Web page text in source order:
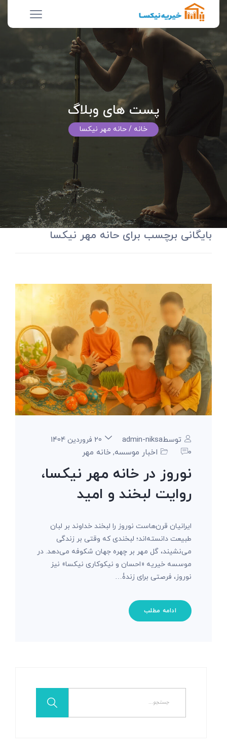
پست های وبلاگ
خانه / حانه مهر نیکسا
بایگانی برچسب برای حانه مهر نیکسا
توسطadmin-niksa 20 فروردین 1404
0 اخبار موسسه, خانه مهر
نوروز در خانه مهر نیکسا،
روایت لبخند و امید
ایرانیان قرن‌هاست نوروز را لبخند خداوند بر لبان
طبیعت دانسته‌اند؛ لبخندی که وقتی بر زندگی
می‌نشیند، گل مهر بر چهره جهان شکوفه می‌دهد. در
موسسه خیریه «احسان و نیکوکاری نیکسا» نیز
نوروز، فرصتی برای زندۀ…
ادامه مطلب